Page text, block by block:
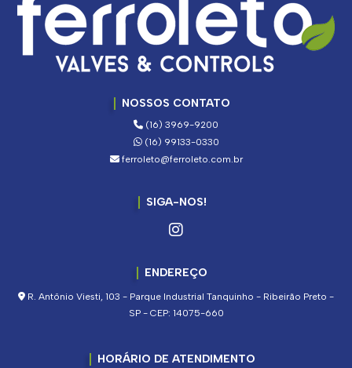
NOSSOS CONTATO
(16) 3969-9200
(16) 99133-0330
ferroleto@ferroleto.com.br
SIGA-NOS!
ENDEREÇO
R. Antônio Viesti, 103 - Parque Industrial Tanquinho - Ribeirão Preto -
SP - CEP: 14075-660
HORÁRIO DE ATENDIMENTO